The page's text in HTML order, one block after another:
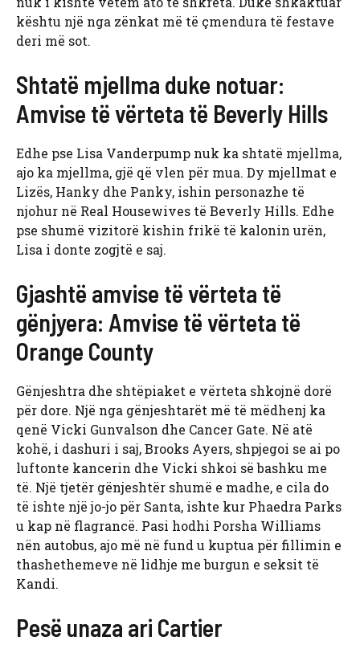
kështu një nga zënkat më të çmendura të festave
deri më sot.
Shtatë mjellma duke notuar:
Amvise të vërteta të Beverly Hills
Edhe pse Lisa Vanderpump nuk ka shtatë mjellma,
ajo ka mjellma, gjë që vlen për mua. Dy mjellmat e
Lizës, Hanky ​​dhe Panky, ishin personazhe të
njohur në Real Housewives të Beverly Hills. Edhe
pse shumë vizitorë kishin frikë të kalonin urën,
Lisa i donte zogjtë e saj.
Gjashtë amvise të vërteta të
gënjyera: Amvise të vërteta të
Orange County
Gënjeshtra dhe shtëpiaket e vërteta shkojnë dorë
për dore. Një nga gënjeshtarët më të mëdhenj ka
qenë Vicki Gunvalson dhe Cancer Gate. Në atë
kohë, i dashuri i saj, Brooks Ayers, shpjegoi se ai po
luftonte kancerin dhe Vicki shkoi së bashku me
të. Një tjetër gënjeshtër shumë e madhe, e cila do
të ishte një jo-jo për Santa, ishte kur Phaedra Parks
u kap në flagrancë. Pasi hodhi Porsha Williams
nën autobus, ajo më në fund u kuptua për fillimin e
thashethemeve në lidhje me burgun e seksit të
Kandi.
Pesë unaza ari Cartier